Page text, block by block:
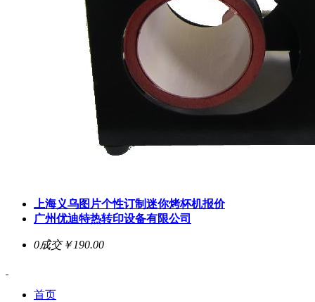
上海义乌图片个性订制迷你烤杯机报价
广州优迪特热转印设备有限公司
0成交￥190.00
首页